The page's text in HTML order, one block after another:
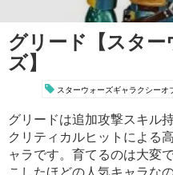
グリード【スタ
ズ】
スターウォーズギャラクシーオ
グリードは追加攻撃スキル
クリティカルヒットによる
ャラです。育てるのは大変